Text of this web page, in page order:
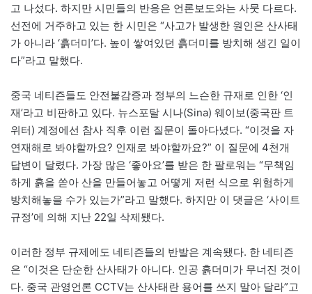
고 나섰다. 하지만 시민들의 반응은 언론보도와는 사뭇 다르다.
선전에 거주하고 있는 한 시민은 “사고가 발생한 원인은 산사태
가 아니라 ‘흙더미’다. 높이 쌓여있던 흙더미를 방치해 생긴 일이
다”라고 말했다.
중국 네티즌들도 안전불감증과 정부의 느슨한 규재로 인한 ‘인
재’라고 비판하고 있다. 뉴스포탈 시나(Sina) 웨이보(중국판 트
위터) 계정에선 참사 직후 이런 질문이 돌아다녔다. “이것을 자
연재해로 봐야할까요? 인재로 봐야할까요?” 이 질문에 4천개
답변이 달렸다. 가장 많은 ‘좋아요’를 받은 한 팔로워는 “무책임
하게 흙을 쏟아 산을 만들어놓고 어떻게 저런 식으로 위험하게
방치해놓을 수가 있는가”라고 말했다. 하지만 이 댓글은 ‘사이트
규정’에 의해 지난 22일 삭제됐다.
이러한 정부 규제에도 네티즌들의 반발은 계속됐다. 한 네티즌
은 “이것은 단순한 산사태가 아니다. 인공 흙더미가 무너진 것이
다. 중국 관영언론 CCTV는 산사태란 용어를 쓰지 말아 달라”고